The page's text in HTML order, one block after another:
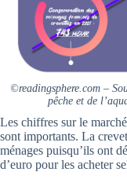
©readingsphere.com –
pêche et de
Les chiffres sur le
sont importants. La
ménages puisqu’ils ont
d’euro pour les acheter